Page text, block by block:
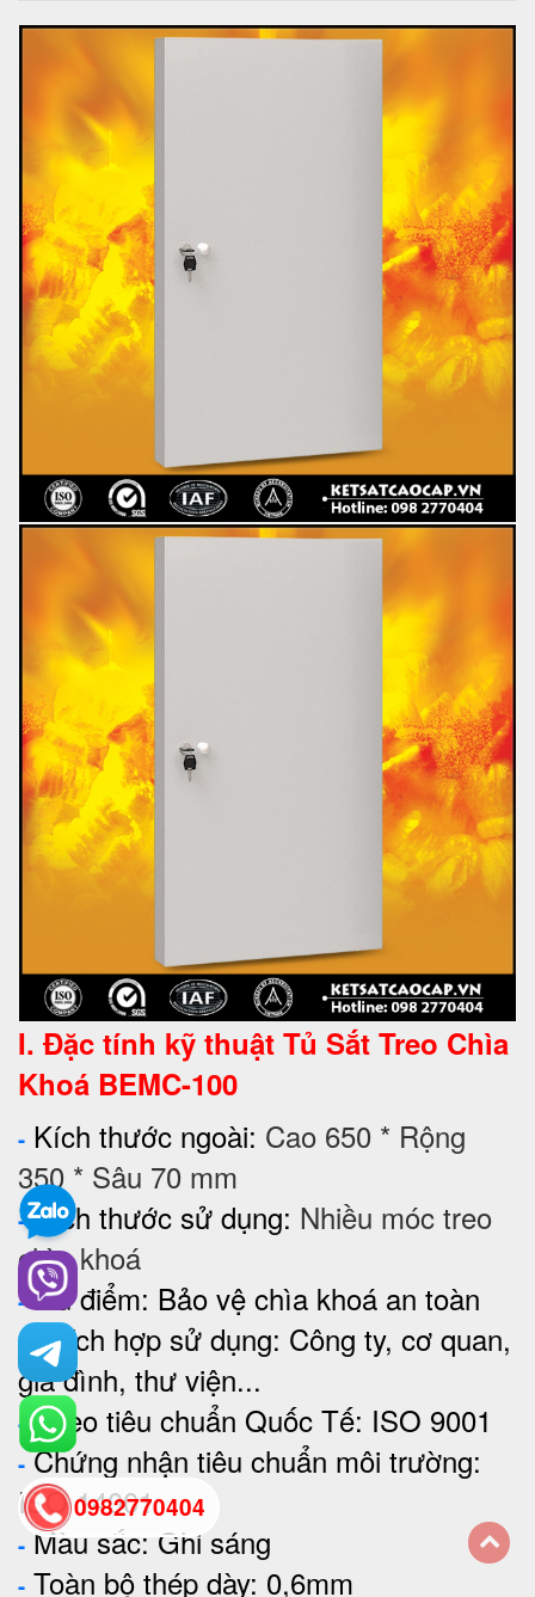
I. Đặc tính kỹ thuật Tủ Sắt Treo Chìa
Khoá BEMC-100
- Kích thước ngoài: Cao 650 * Rộng
350 * Sâu 70 mm
- Kích thước sử dụng: Nhiều móc treo
chìa khoá
- Ưu điểm: Bảo vệ chìa khoá an toàn
- Thích hợp sử dụng: Công ty, cơ quan,
gia đình, thư viện...
- Theo tiêu chuẩn Quốc Tế: ISO 9001
- Chứng nhận tiêu chuẩn môi trường:
ISO 14001
- Màu sắc: Ghi sáng
- Toàn bộ thép dày: 0,6mm
0982770404